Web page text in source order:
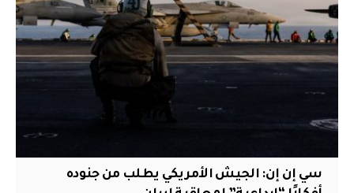
سي إن إن: الجيش الأمريكي يطلب من جنوده